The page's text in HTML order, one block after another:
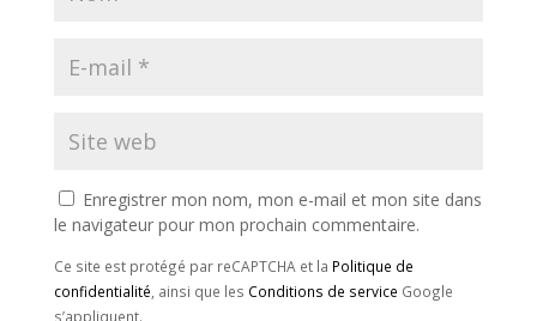
Enregistrer mon nom, mon e-mail et mon site dans
le navigateur pour mon prochain commentaire.
Ce site est protégé par reCAPTCHA et la Politique de
confidentialité , ainsi que les Conditions de service Google
s’appliquent.